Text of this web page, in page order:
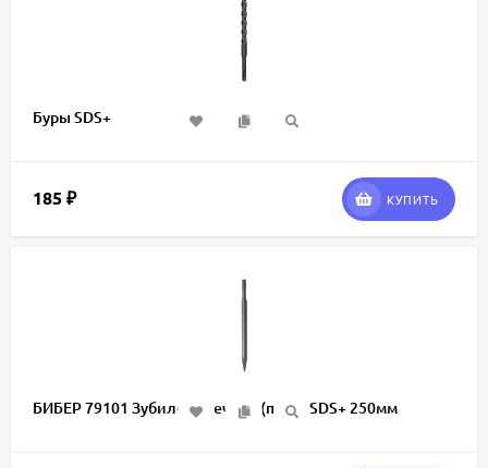
Буры SDS+
185 ₽ КУПИТЬ
БИБЕР 79101 Зубило точечное (пика) SDS+ 250мм